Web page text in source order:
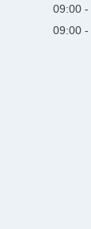
09:00
09:00